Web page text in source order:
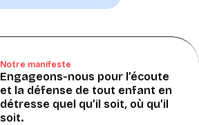
Notre manifeste
Engageons-nous pour l’écoute
et la défense de tout enfant en
détresse quel qu’il soit, où qu’il
soit.